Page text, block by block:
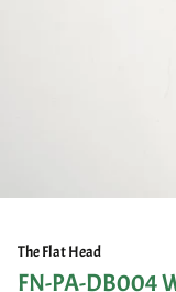
The Flat Head
FN-PA-DB004